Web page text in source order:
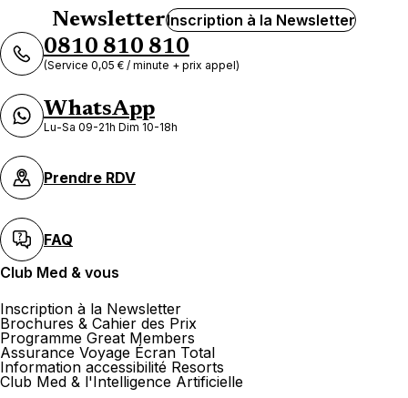
NewsletterInscription à la Newsletter
0810 810 810
(Service 0,05 € / minute + prix appel)
WhatsApp
Lu-Sa 09-21h Dim 10-18h
Prendre RDV
FAQ
Club Med & vous
Inscription à la Newsletter
Brochures & Cahier des Prix
Programme Great Members
Assurance Voyage Écran Total
Information accessibilité Resorts
Club Med & l'Intelligence Artificielle